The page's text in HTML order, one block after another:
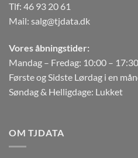
Tlf: 46 93 20 61
Mail: salg@tjdata.dk
Vores åbningstider:
Mandag – Fredag: 10:00 – 17:30
Første og Sidste Lørdag i en
Søndag & Helligdage: Lukket
OM TJDATA